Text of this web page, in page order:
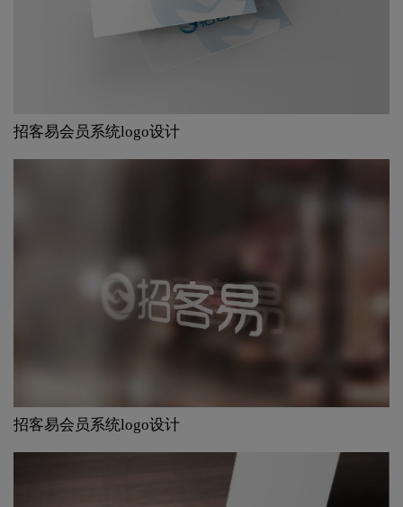
招客易会员系统logo设计
招客易会员系统logo设计